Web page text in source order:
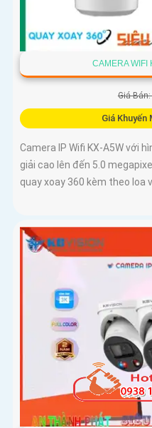
CAMERA WIFI
Giá
Giá Khuyến
Camera IP Wifi KX-A5W với
giải cao lên đến 5.0
quay xoay 360 kèm theo loa